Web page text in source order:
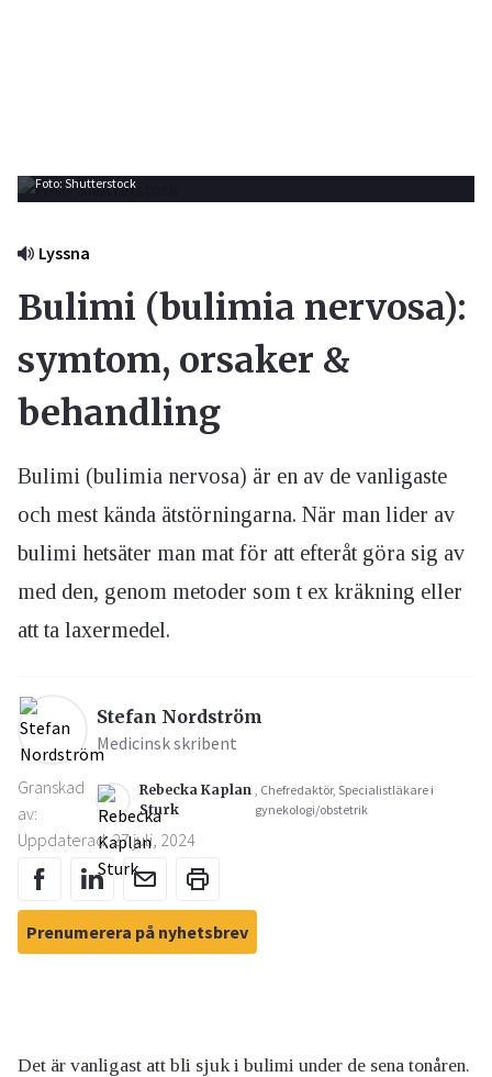
Foto: Shutterstock
Lyssna
Bulimi (bulimia nervosa):
symtom, orsaker &
behandling
Bulimi (bulimia nervosa) är en av de vanligaste
och mest kända ätstörningarna. När man lider av
bulimi hetsäter man mat för att efteråt göra sig av
med den, genom metoder som t ex kräkning eller
att ta laxermedel.
Stefan Nordström
Medicinsk skribent
Granskad
av:
Rebecka Kaplan
Sturk
, Chefredaktör, Specialistläkare i
gynekologi/obstetrik
Uppdaterad: 27 juli, 2024
Prenumerera på nyhetsbrev
Det är vanligast att bli sjuk i bulimi under de sena tonåren.